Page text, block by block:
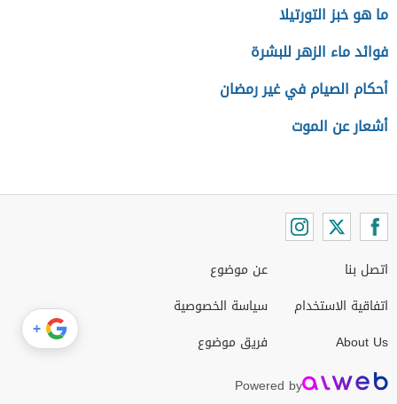
ما هو خبز التورتيلا
فوائد ماء الزهر للبشرة
أحكام الصيام في غير رمضان
أشعار عن الموت
اتصل بنا
اتفاقية الاستخدام
About Us
عن موضوع
سياسة الخصوصية
فريق موضوع
Powered by
+